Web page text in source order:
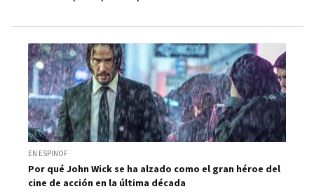
EN ESPINOF
Por qué John Wick se ha alzado como el gran héroe del
cine de acción en la última década